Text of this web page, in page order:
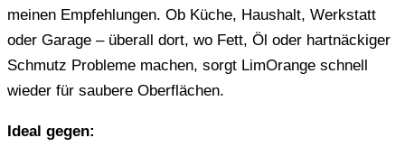
meinen Empfehlungen. Ob Küche, Haushalt, Werkstatt
oder Garage – überall dort, wo Fett, Öl oder hartnäckiger
Schmutz Probleme machen, sorgt LimOrange schnell
wieder für saubere Oberflächen.
Ideal gegen: